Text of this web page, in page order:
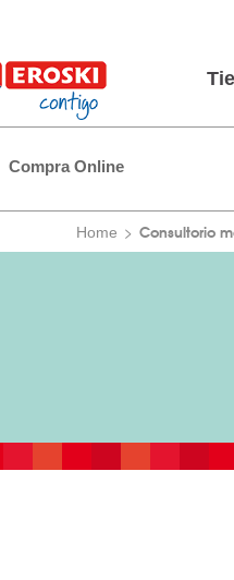
Compra Online
Home Consultorio